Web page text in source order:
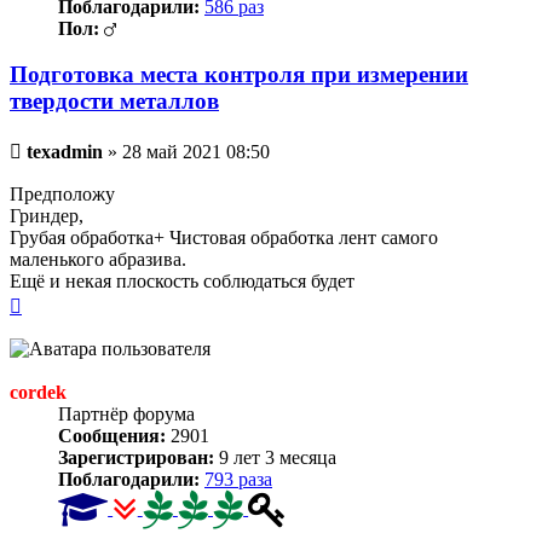
Поблагодарили: 586 раз
Пол:
Подготовка места контроля при измерении
твердости металлов
Непрочитанное
texadmin » 28 май 2021 08:50
Предположу
Гриндер,
Грубая обработка+ Чистовая обработка лент самого
маленького абразива.
Ещё и некая плоскость соблюдаться будет
началу
cordek
Партнёр форума
Сообщения: 2901
Зарегистрирован: 9 лет 3 месяца
Поблагодарили: 793 раза